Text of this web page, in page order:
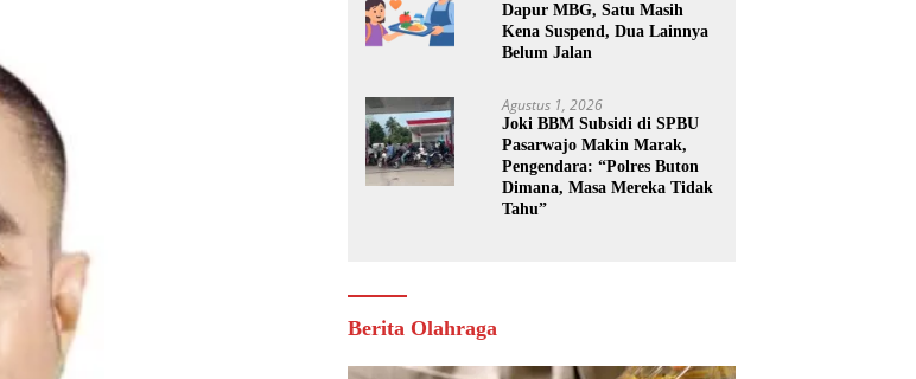
Dapur MBG, Satu Masih
Kena Suspend, Dua Lainnya
Belum Jalan
Agustus 1, 2026
Joki BBM Subsidi di SPBU
Pasarwajo Makin Marak,
Pengendara: “Polres Buton
Dimana, Masa Mereka Tidak
Tahu”
Berita Olahraga